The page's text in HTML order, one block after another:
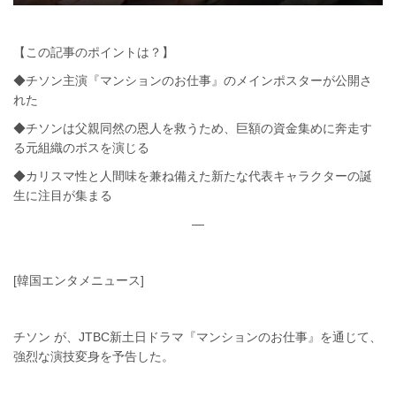
【この記事のポイントは？】
◆チソン主演『マンションのお仕事』のメインポスターが公開さ
れた
◆チソンは父親同然の恩人を救うため、巨額の資金集めに奔走す
る元組織のボスを演じる
◆カリスマ性と人間味を兼ね備えた新たな代表キャラクターの誕
生に注目が集まる
—
[韓国エンタメニュース]
チソン が、JTBC新土日ドラマ『マンションのお仕事』を通じて、
強烈な演技変身を予告した。